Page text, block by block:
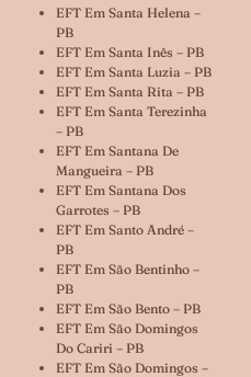
EFT Em Santa Helena –
PB
EFT Em Santa Inês – PB
EFT Em Santa Luzia – PB
EFT Em Santa Rita – PB
EFT Em Santa Terezinha
– PB
EFT Em Santana De
Mangueira – PB
EFT Em Santana Dos
Garrotes – PB
EFT Em Santo André –
PB
EFT Em São Bentinho –
PB
EFT Em São Bento – PB
EFT Em São Domingos
Do Cariri – PB
EFT Em São Domingos –